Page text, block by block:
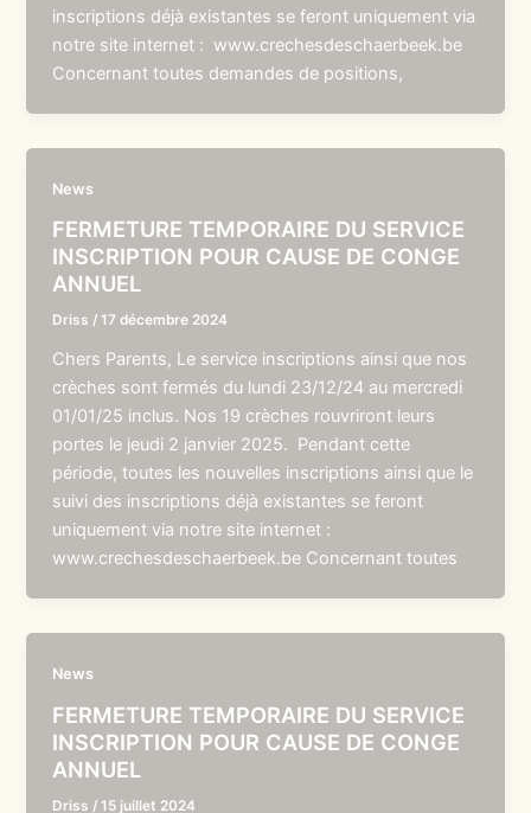
inscriptions déjà existantes se feront uniquement via
notre site internet : www.crechesdeschaerbeek.be
Concernant toutes demandes de positions,
News
FERMETURE TEMPORAIRE DU SERVICE
INSCRIPTION POUR CAUSE DE CONGE
ANNUEL
Driss /17 décembre 2024
Chers Parents, Le service inscriptions ainsi que nos
crèches sont fermés du lundi 23/12/24 au mercredi
01/01/25 inclus. Nos 19 crèches rouvriront leurs
portes le jeudi 2 janvier 2025. Pendant cette
période, toutes les nouvelles inscriptions ainsi que le
suivi des inscriptions déjà existantes se feront
uniquement via notre site internet :
www.crechesdeschaerbeek.be Concernant toutes
News
FERMETURE TEMPORAIRE DU SERVICE
INSCRIPTION POUR CAUSE DE CONGE
ANNUEL
Driss /15 juillet 2024